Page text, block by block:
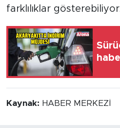
farklılıklar
Kaynak: HABER MERKEZİ